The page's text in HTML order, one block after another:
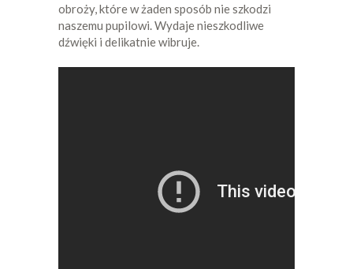
obroży, które w żaden sposób nie szkodzi
naszemu pupilowi. Wydaje nieszkodliwe
dźwięki i delikatnie wibruje.